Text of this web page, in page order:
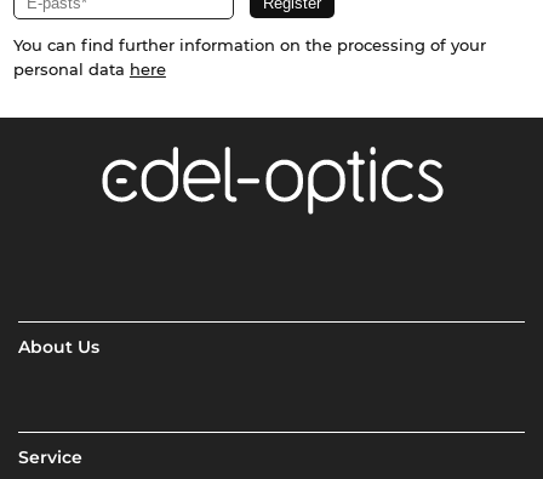
You can find further information on the processing of your
personal data here
About Us
Service